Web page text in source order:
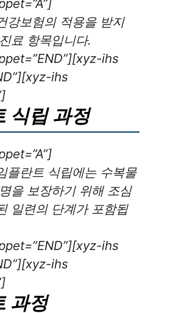
강보험의 적용을 받지
료 항목입니다.
ihs
ihs
식립 과정
플란트 식립에는 수복물
을 보장하기 위해 조심
일련의 단계가 포함됩
ihs
ihs
과정